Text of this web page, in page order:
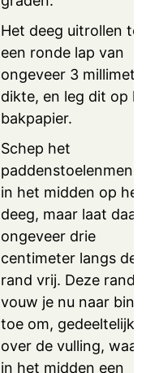
Het deeg uitrollen tot
een ronde lap van
ongeveer 3
dikte, en leg dit op
bakpapier.
Schep het
in het midden op het
deeg, maar laat
ongeveer drie
centimeter langs de
rand vrij. Deze rand
vouw je nu naar
toe om, gedeeltelijk
over de vulling,
in het midden een